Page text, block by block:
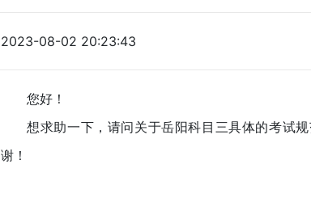
2023-08-02 20:23:43
您好！
想求助一下，请问关于岳阳科目三具体的考试
谢！